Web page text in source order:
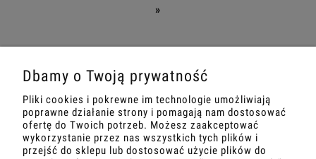
»
MOJE KONTO
INFORMACJA
Dbamy o Twoją prywatność
Pliki cookies i pokrewne im technologie umożliwiają
poprawne działanie strony i pomagają nam dostosować
ofertę do Twoich potrzeb. Możesz zaakceptować
wykorzystanie przez nas wszystkich tych plików i
przejść do sklepu lub dostosować użycie plików do